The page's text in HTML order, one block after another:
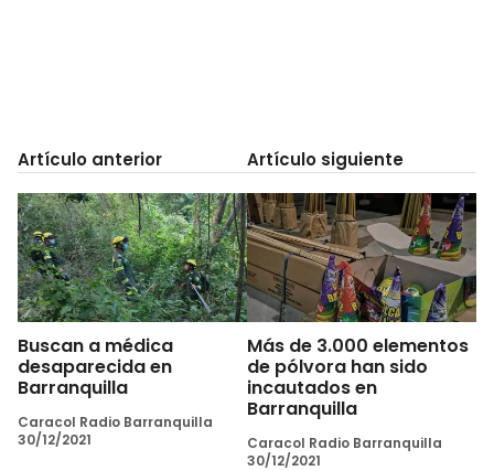
Artículo anterior
Buscan a médica
desaparecida en
Barranquilla
Caracol Radio Barranquilla
30/12/2021
Artículo siguiente
Más de 3.000 elementos
de pólvora han sido
incautados en
Barranquilla
Caracol Radio Barranquilla
30/12/2021